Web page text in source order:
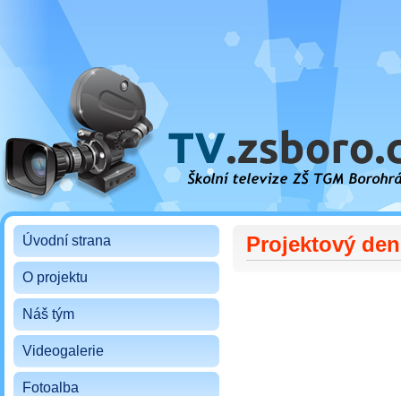
Školní televize ZŠ TGM Borohrádek
Projektový
Úvodní strana
O projektu
Náš tým
Videogalerie
Fotoalba